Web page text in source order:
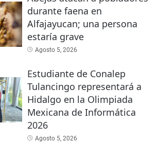
durante faena en
Alfajayucan; una persona
estaría grave
Agosto 5, 2026
Estudiante de Conalep
Tulancingo representará a
Hidalgo en la Olimpiada
Mexicana de Informática
2026
Agosto 5, 2026